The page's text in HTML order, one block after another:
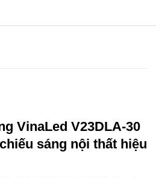
VinaLed V23DLA-30
sáng nội thất hiệu